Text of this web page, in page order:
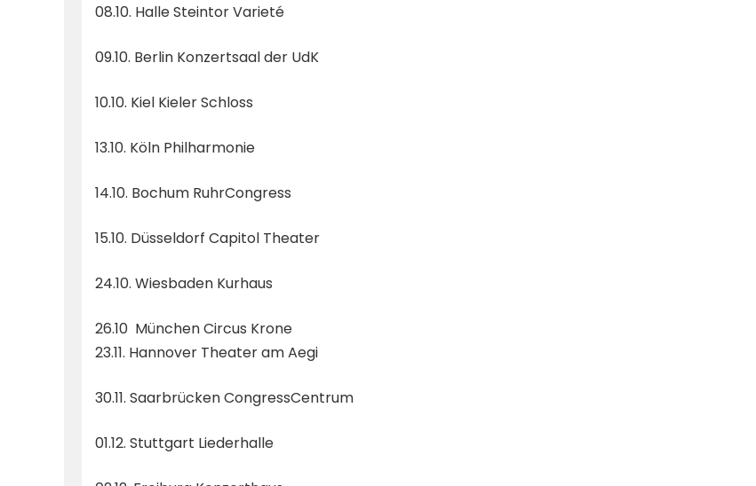
08.10. Halle Steintor Varieté
09.10. Berlin Konzertsaal der UdK
10.10. Kiel Kieler Schloss
13.10. Köln Philharmonie
14.10. Bochum RuhrCongress
15.10. Düsseldorf Capitol Theater
24.10. Wiesbaden Kurhaus
26.10 München Circus Krone
23.11. Hannover Theater am Aegi
30.11. Saarbrücken CongressCentrum
01.12. Stuttgart Liederhalle